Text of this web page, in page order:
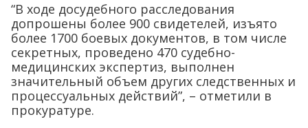
“В ходе досудебного расследования
допрошены более 900 свидетелей, изъято
более 1700 боевых документов, в том числе
секретных, проведено 470 судебно-
медицинских экспертиз, выполнен
значительный объем других следственных и
процессуальных действий”, – отметили в
прокуратуре.